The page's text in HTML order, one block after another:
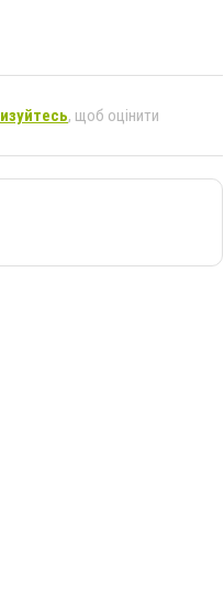
, щоб оцінити